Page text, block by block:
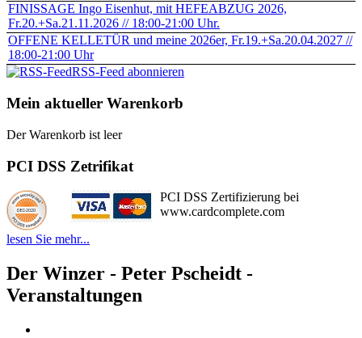
FINISSAGE Ingo Eisenhut, mit HEFEABZUG 2026,
Fr.20.+Sa.21.11.2026 // 18:00-21:00 Uhr.
OFFENE KELLETÜR und meine 2026er, Fr.19.+Sa.20.04.2027 //
18:00-21:00 Uhr
RSS-Feed abonnieren
Mein aktueller Warenkorb
Der Warenkorb ist leer
PCI DSS Zetrifikat
PCI DSS Zertifizierung bei
www.cardcomplete.com
lesen Sie mehr...
Der Winzer - Peter Pscheidt -
Veranstaltungen